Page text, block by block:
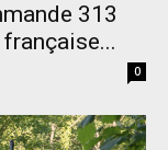
313
0